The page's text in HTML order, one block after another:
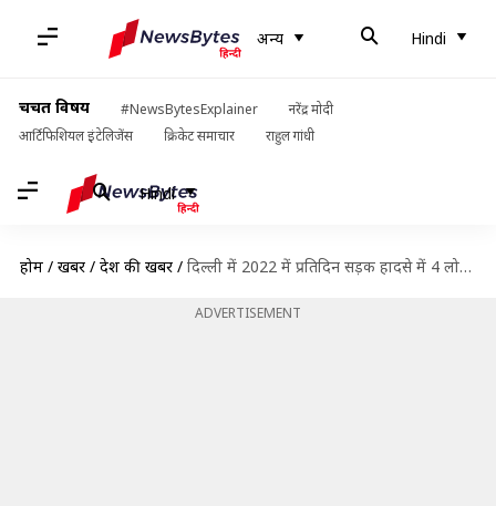
अन्य Hindi
चर्चित विषय #NewsBytesExplainer
नरेंद्र मोदी
आर्टिफिशियल इंटेलिजेंस
क्रिकेट समाचार राहुल गांधी
Hindi
होम / खबरें / देश की खबरें / दिल्ली में 2022 में प्रतिदिन सड़क हादसे में 4 लोगों ने गंवाई जान, रिपोर्ट में खुलासा
ADVERTISEMENT